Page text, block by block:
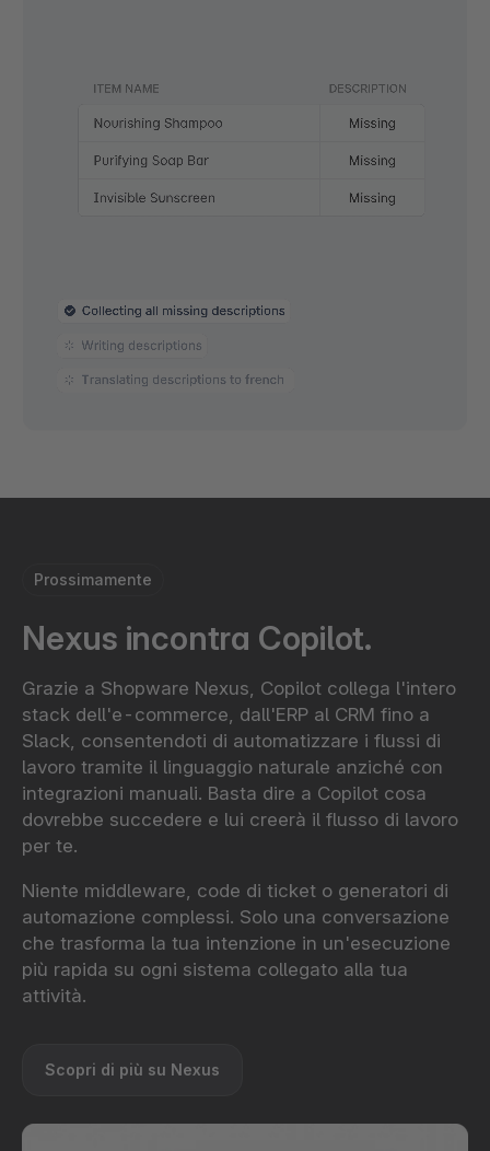
Prossimamente
Nexus incontra Copilot.
Grazie a Shopware Nexus, Copilot collega l'intero
stack dell'e-commerce, dall'ERP al CRM fino a
Slack, consentendoti di automatizzare i flussi di
lavoro tramite il linguaggio naturale anziché con
integrazioni manuali. Basta dire a Copilot cosa
dovrebbe succedere e lui creerà il flusso di lavoro
per te.
Niente middleware, code di ticket o generatori di
automazione complessi. Solo una conversazione
che trasforma la tua intenzione in un'esecuzione
più rapida su ogni sistema collegato alla tua
attività.
Scopri di più su Nexus